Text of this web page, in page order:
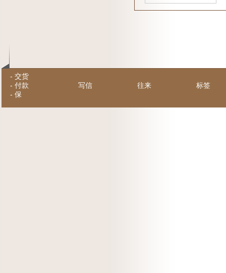
- 交货
- 付款
- 保
写信 往来 标签